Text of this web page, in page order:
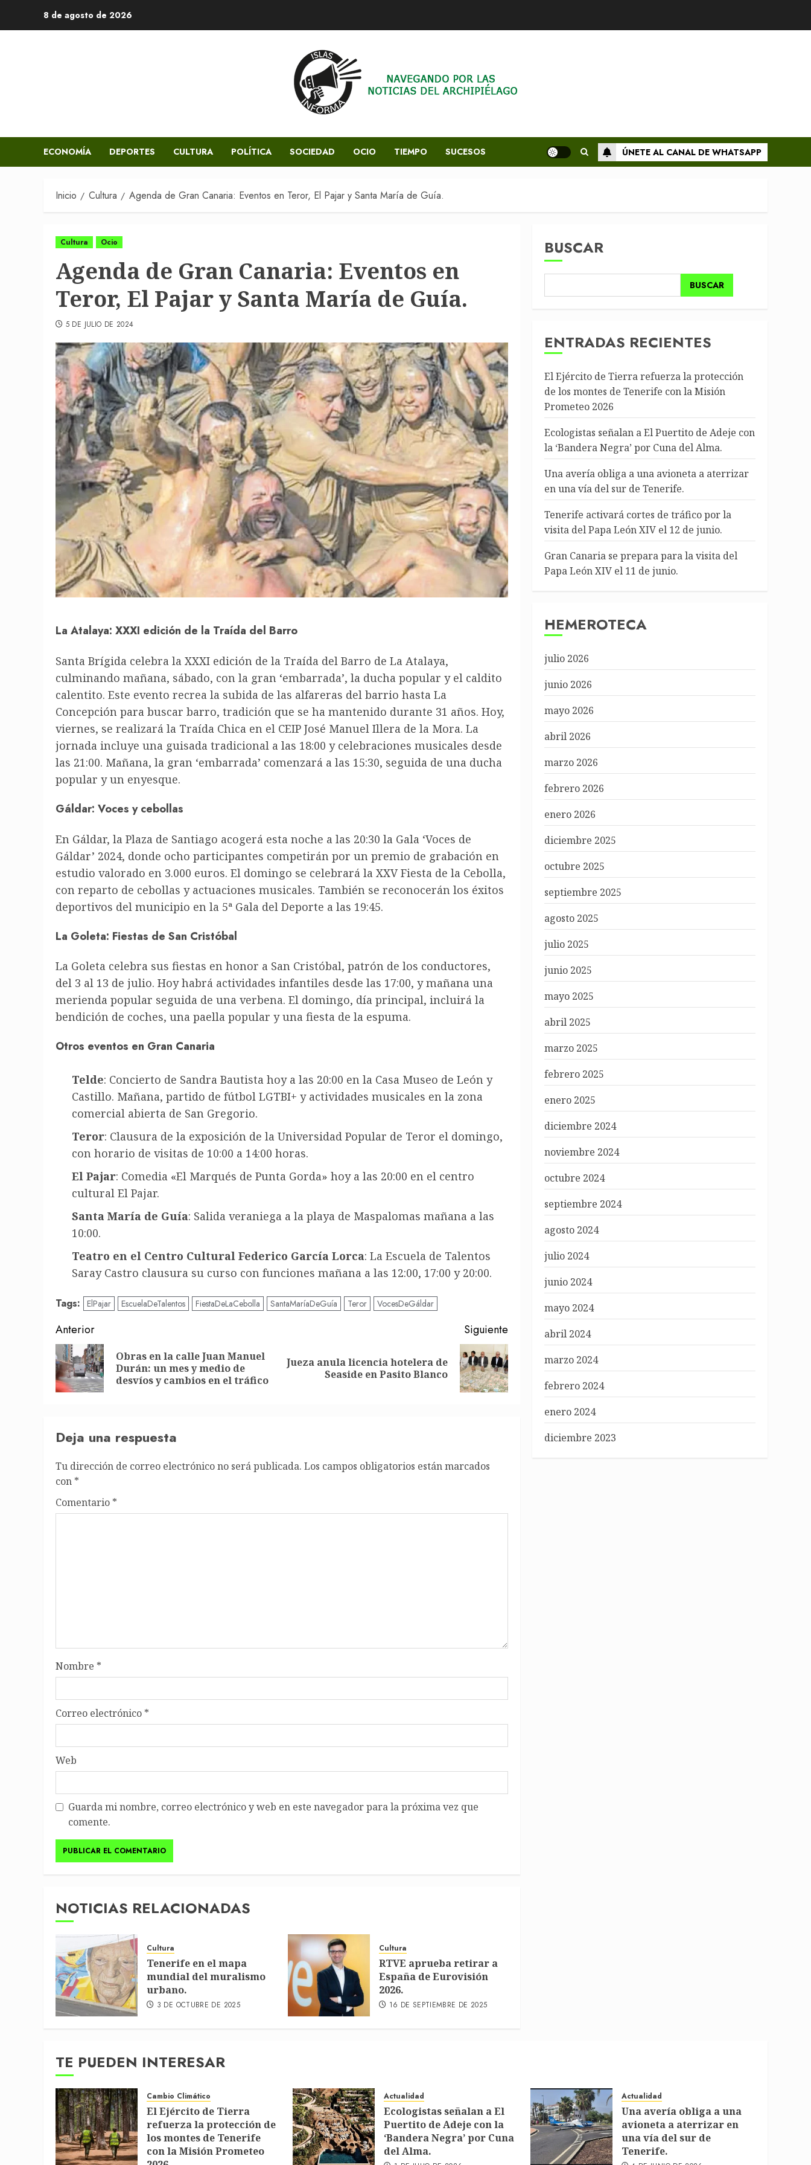
8 de agosto de 2026
ECONOMÍA DEPORTES CULTURA POLÍTICA SOCIEDAD OCIO TIEMPO SUCESOS ÚNETE AL CANAL DE WHATSAPP
Inicio Cultura Agenda de Gran Canaria: Eventos en Teror, El Pajar y Santa María de Guía.
Cultura Ocio
Agenda de Gran Canaria: Eventos en
Teror, El Pajar y Santa María de Guía.
5 DE JULIO DE 2024
La Atalaya: XXXI edición de la Traída del Barro
Santa Brígida celebra la XXXI edición de la Traída del Barro de La Atalaya,
culminando mañana, sábado, con la gran ‘embarrada’, la ducha popular y el caldito
calentito. Este evento recrea la subida de las alfareras del barrio hasta La
Concepción para buscar barro, tradición que se ha mantenido durante 31 años. Hoy,
viernes, se realizará la Traída Chica en el CEIP José Manuel Illera de la Mora. La
jornada incluye una guisada tradicional a las 18:00 y celebraciones musicales desde
las 21:00. Mañana, la gran ‘embarrada’ comenzará a las 15:30, seguida de una ducha
popular y un enyesque.
Gáldar: Voces y cebollas
En Gáldar, la Plaza de Santiago acogerá esta noche a las 20:30 la Gala ‘Voces de
Gáldar’ 2024, donde ocho participantes competirán por un premio de grabación en
estudio valorado en 3.000 euros. El domingo se celebrará la XXV Fiesta de la Cebolla,
con reparto de cebollas y actuaciones musicales. También se reconocerán los éxitos
deportivos del municipio en la 5ª Gala del Deporte a las 19:45.
La Goleta: Fiestas de San Cristóbal
La Goleta celebra sus fiestas en honor a San Cristóbal, patrón de los conductores,
del 3 al 13 de julio. Hoy habrá actividades infantiles desde las 17:00, y mañana una
merienda popular seguida de una verbena. El domingo, día principal, incluirá la
bendición de coches, una paella popular y una fiesta de la espuma.
Otros eventos en Gran Canaria
Telde: Concierto de Sandra Bautista hoy a las 20:00 en la Casa Museo de León y
Castillo. Mañana, partido de fútbol LGTBI+ y actividades musicales en la zona
comercial abierta de San Gregorio.
Teror: Clausura de la exposición de la Universidad Popular de Teror el domingo,
con horario de visitas de 10:00 a 14:00 horas.
El Pajar: Comedia «El Marqués de Punta Gorda» hoy a las 20:00 en el centro
cultural El Pajar.
Santa María de Guía: Salida veraniega a la playa de Maspalomas mañana a las
10:00.
Teatro en el Centro Cultural Federico García Lorca: La Escuela de Talentos
Saray Castro clausura su curso con funciones mañana a las 12:00, 17:00 y 20:00.
Tags: ElPajar EscuelaDeTalentos FiestaDeLaCebolla SantaMaríaDeGuía Teror VocesDeGáldar
Post
navigation
Anterior
Entrada
Obras en la calle Juan Manuel
Durán: un mes y medio de
desvíos y cambios en el tráfico
Siguiente
Siguiente
Jueza anula licencia hotelera de
Seaside en Pasito Blanco
Deja una respuesta
Tu dirección de correo electrónico no será publicada. Los campos obligatorios están marcados
con *
Comentario *
Nombre *
Correo electrónico *
Web
Guarda mi nombre, correo electrónico y web en este navegador para la próxima vez que
comente.
NOTICIAS RELACIONADAS
Cultura
Tenerife en el mapa
mundial del muralismo
urbano.
3 DE OCTUBRE DE 2025
Cultura
RTVE aprueba retirar a
España de Eurovisión
2026.
16 DE SEPTIEMBRE DE 2025
BUSCAR
BUSCAR
ENTRADAS RECIENTES
El Ejército de Tierra refuerza la protección
de los montes de Tenerife con la Misión
Prometeo 2026
Ecologistas señalan a El Puertito de Adeje con
la ‘Bandera Negra’ por Cuna del Alma.
Una avería obliga a una avioneta a aterrizar
en una vía del sur de Tenerife.
Tenerife activará cortes de tráfico por la
visita del Papa León XIV el 12 de junio.
Gran Canaria se prepara para la visita del
Papa León XIV el 11 de junio.
HEMEROTECA
julio 2026
junio 2026
mayo 2026
abril 2026
marzo 2026
febrero 2026
enero 2026
diciembre 2025
octubre 2025
septiembre 2025
agosto 2025
julio 2025
junio 2025
mayo 2025
abril 2025
marzo 2025
febrero 2025
enero 2025
diciembre 2024
noviembre 2024
octubre 2024
septiembre 2024
agosto 2024
julio 2024
junio 2024
mayo 2024
abril 2024
marzo 2024
febrero 2024
enero 2024
diciembre 2023
TE PUEDEN INTERESAR
Cambio Climático
El Ejército de Tierra
refuerza la protección de
los montes de Tenerife
con la Misión Prometeo
Actualidad
Ecologistas señalan a El
Puertito de Adeje con la
‘Bandera Negra’ por Cuna
del Alma.
Actualidad
Una avería obliga a una
avioneta a aterrizar en
una vía del sur de
Tenerife.